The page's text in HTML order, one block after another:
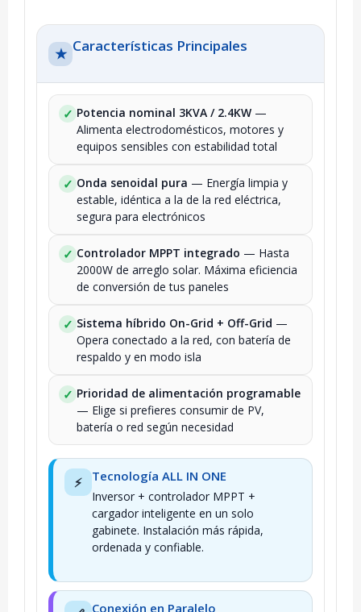
★ Características Principales
✓ Potencia nominal 3KVA / 2.4KW —
Alimenta electrodomésticos, motores y
equipos sensibles con estabilidad total
✓ Onda senoidal pura — Energía limpia y
estable, idéntica a la de la red eléctrica,
segura para electrónicos
✓ Controlador MPPT integrado — Hasta
2000W de arreglo solar. Máxima eficiencia
de conversión de tus paneles
✓ Sistema híbrido On-Grid + Off-Grid —
Opera conectado a la red, con batería de
respaldo y en modo isla
✓ Prioridad de alimentación programable
— Elige si prefieres consumir de PV,
batería o red según necesidad
⚡ Tecnología ALL IN ONE
Inversor + controlador MPPT +
cargador inteligente en un solo
gabinete. Instalación más rápida,
ordenada y confiable.
Conexión en Paralelo